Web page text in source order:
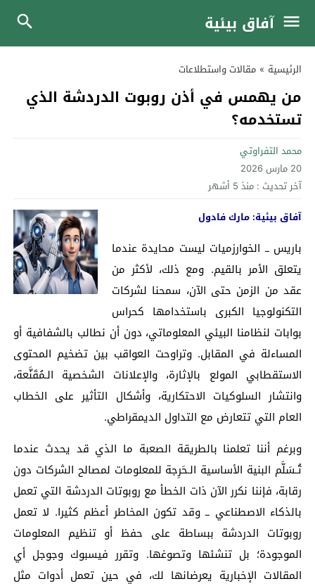
آفاق بيئية
الرئيسية » مقالات واستطلاعات
من يهمس في أذن روبوت الدردشة الذي
تستخدمه؟
محمد التفراوتي
20 مارس 2026
آخر تحديث : منذ 5 أشهر
آفاق بيئية: مارك فادول
باريس ــ الخوارزميات ليست محايدة عندما
يتعلق الأمر بالقيم. ومع ذلك، لأكثر من
عقد من الزمن حتى الآن، سمحنا لشركات
التكنولوجيا الكبرى باستخدامها كحراس
بوابات لنظامنا البيئي المعلوماتي، دون أن نطالب بالشفافية أو
المساءلة في المقابل. وتراوحت العواقب بين تضخيم المحتوى
الاستقطابي المولع بالإثارة، والإعلانات الشخصية الـمُقَنَّعة،
وانتشار السلوكيات الاحتكارية، وأشكال التأثير على الخطاب
العام التي تتعارض مع التداول الديمقراطي.
وبرغم أننا تعلمنا بالطريقة الصعبة ما الذي قد يحدث عندما
تُـسَلَّم البنية الأساسية الـحَرِجة للمعلومات لمصالح الشركات دون
رقابة، فإننا نكرر الآن ذات الخطأ مع روبوتات الدردشة التي تعمل
بالذكاء الاصطناعي ــ وقد تكون المخاطر أعظم كثيرا. لا تعمل
روبوتات الدردشة ببساطة على حفظ أو تنظيم المعلومات
الموجودة؛ بل تنشئها وتصوغها. وتقرر فيسبوك وجوجل أي
المقالات الإخبارية يعرضانها لك، في حين تعمل أدوات مثل